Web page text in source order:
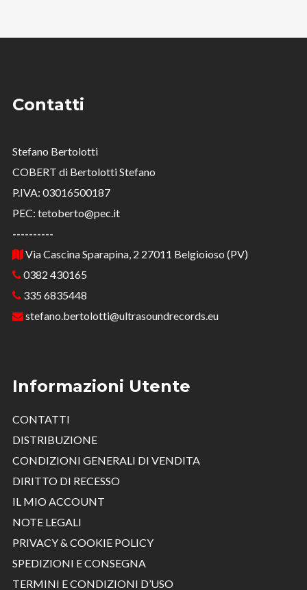
Contatti
Stefano Bertolotti
COBERT di Bertolotti Stefano
P.IVA: 03016500187
PEC: tetoberto@pec.it
----------
Via Cascina Sparapina, 2 27011 Belgioioso (PV)
0382 430165
335 6835448
stefano.bertolotti@ultrasoundrecords.eu
Informazioni Utente
CONTATTI
DISTRIBUZIONE
CONDIZIONI GENERALI DI VENDITA
DIRITTO DI RECESSO
IL MIO ACCOUNT
NOTE LEGALI
PRIVACY & COOKIE POLICY
SPEDIZIONI E CONSEGNA
TERMINI E CONDIZIONI D’USO